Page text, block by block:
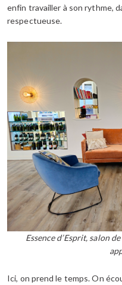
enfin travailler à son rythme,
respectueuse.
Essence d’Esprit, salon
Ici, on prend le temps. On